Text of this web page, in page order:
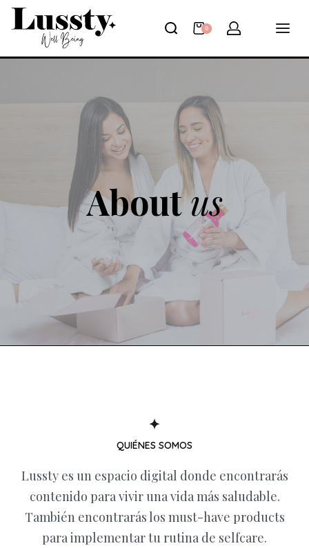
0
Aboutus
QUIÉNES SOMOS
Lussty es un espacio digital donde encontrarás
contenido para vivir una vida más saludable.
También encontrarás los must-have products
para implementar tu rutina de selfcare.